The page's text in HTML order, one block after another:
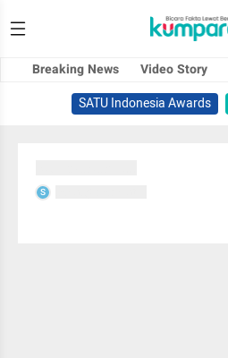
Breaking News Video Story
SATU Indonesia Awards
S